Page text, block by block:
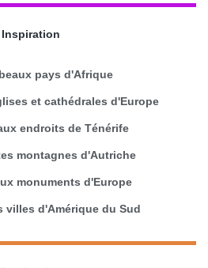
Inspiration
pays d'Afrique
et cathédrales d'Europe
endroits de Ténérife
montagnes d'Autriche
monuments d'Europe
villes d'Amérique du Sud